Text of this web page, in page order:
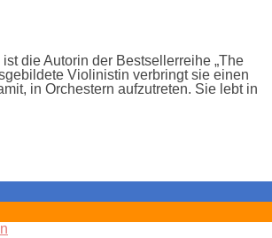
die Autorin der Bestsellerreihe „The
Violinistin verbringt sie einen
in Orchestern aufzutreten. Sie lebt in